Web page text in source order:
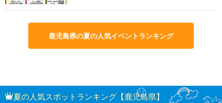
鹿児島県の夏の人気イベントランキング
夏の人気スポットランキング【鹿児島県】